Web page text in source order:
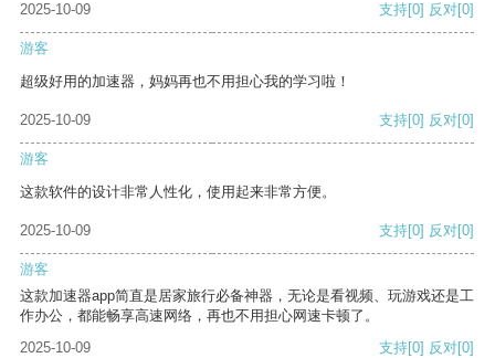
2025-10-09 支持[0] 反对[0]
游客
超级好用的加速器，妈妈再也不用担心我的学习啦！
2025-10-09 支持[0] 反对[0]
游客
这款软件的设计非常人性化，使用起来非常方便。
2025-10-09 支持[0] 反对[0]
游客
这款加速器app简直是居家旅行必备神器，无论是看视频、玩游戏还是工
作办公，都能畅享高速网络，再也不用担心网速卡顿了。
2025-10-09
支持[0] 反对[0]